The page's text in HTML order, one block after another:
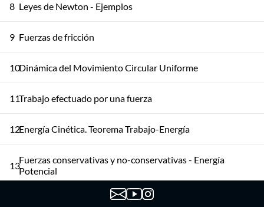
8 Leyes de Newton - Ejemplos
9 Fuerzas de fricción
10Dinámica del Movimiento Circular Uniforme
11Trabajo efectuado por una fuerza
12Energía Cinética. Teorema Trabajo-Energía
13Fuerzas conservativas y no-conservativas - Energía
Potencial
Ejemplos. Conservación de la Energía